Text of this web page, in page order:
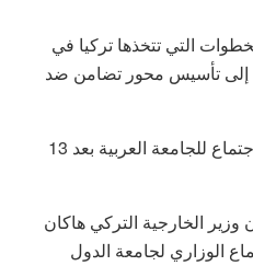
التي تتخذها تركيا في
إلى تأسيس محور تضامن ضد
تركيا تغتنم الفرصة للمشاركة باجتماع للجامعة العربية بعد 13
الخارجية التركي هاكان
الوزاري لجامعة الدول